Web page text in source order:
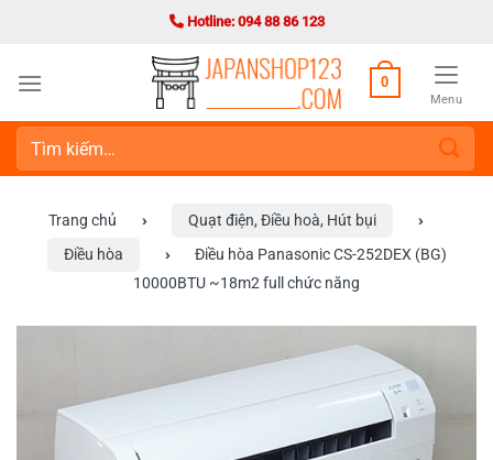
dung
Hotline: 094 88 86 123
0
Menu
Tìm
kiếm:
Trang chủ › Quạt điện, Điều hoà, Hút bụi
›
Điều hòa
›
Điều hòa Panasonic CS-252DEX (BG)
10000BTU ~18m2 full chức năng